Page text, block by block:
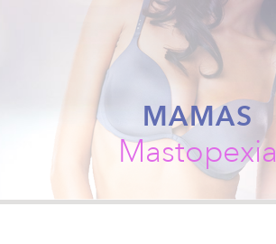
MAMAS
Mastopexia